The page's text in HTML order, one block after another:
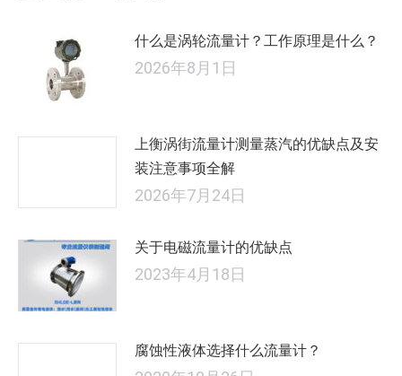
什么是涡轮流量计？工作原理是什么？
2026年8月1日
上衡涡街流量计测量蒸汽的优缺点及安
装注意事项全解
2026年7月24日
关于电磁流量计的优缺点
2023年4月18日
腐蚀性液体选择什么流量计？